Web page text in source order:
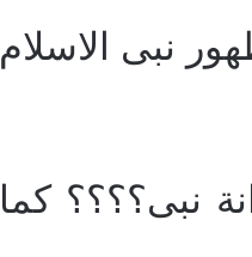
نبى الاسلام
نبى؟؟؟؟ كما